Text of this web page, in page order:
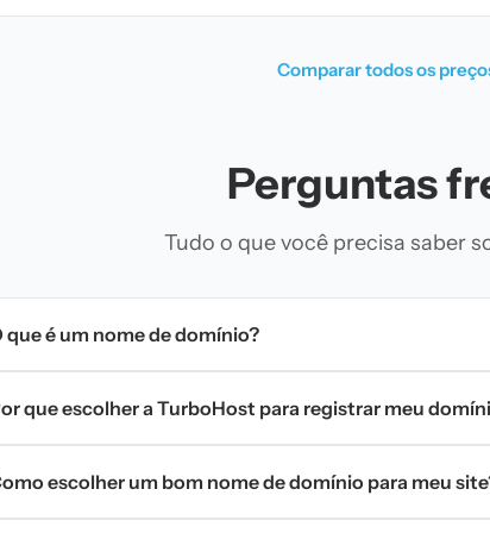
Comparar todos os
Perguntas
Tudo o que você precisa saber
que é um nome de domínio?
que escolher a TurboHost para registrar meu
escolher um bom nome de domínio para meu